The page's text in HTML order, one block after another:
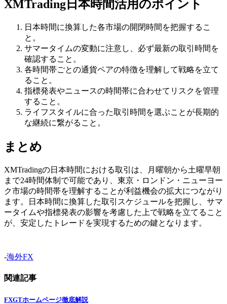
XMTrading日本時間活用のポイント
日本時間に換算した各市場の開閉時間を把握するこ
と。
サマータイムの変動に注意し、必ず最新の取引時間を
確認すること。
各時間帯ごとの通貨ペアの特徴を理解して戦略を立て
ること。
指標発表やニュースの時間帯に合わせてリスクを管理
すること。
ライフスタイルに合った取引時間を選ぶことが長期的
な継続に繋がること。
まとめ
XMTradingの日本時間における取引は、月曜朝から土曜早朝
まで24時間体制で可能であり、東京・ロンドン・ニューヨー
ク市場の時間帯を理解することが利益機会の拡大につながり
ます。日本時間に換算した取引スケジュールを把握し、サマ
ータイムや指標発表の影響を考慮した上で戦略を立てること
が、安定したトレードを実現するための鍵となります。
-海外FX
関連記事
FXGTホームページ徹底解説